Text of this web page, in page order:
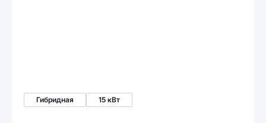
Гибридная 15 кВт